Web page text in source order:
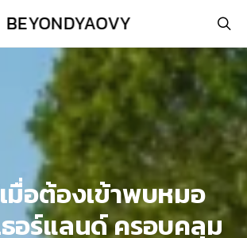
BEYONDYAOVY
มื่อต้องเข้าพบหมอ
ธอร์แลนด์ ครอบคลุม